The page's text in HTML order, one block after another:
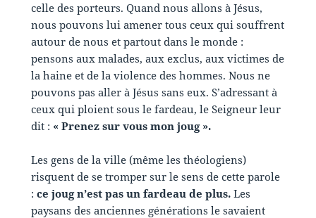
celle des porteurs. Quand nous allons à Jésus,
nous pouvons lui amener tous ceux qui souffrent
autour de nous et partout dans le monde :
pensons aux malades, aux exclus, aux victimes de
la haine et de la violence des hommes. Nous ne
pouvons pas aller à Jésus sans eux. S’adressant à
ceux qui ploient sous le fardeau, le Seigneur leur
dit : « Prenez sur vous mon joug ».
Les gens de la ville (même les théologiens)
risquent de se tromper sur le sens de cette parole
: ce joug n’est pas un fardeau de plus.Les
paysans des anciennes générations le savaient